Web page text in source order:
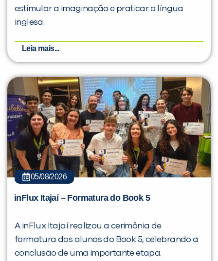
estimular a imaginação e praticar a língua
inglesa.
Leia mais...
05/08/2026
inFlux Itajaí – Formatura do Book 5
A inFlux Itajaí realizou a cerimônia de
formatura dos alunos do Book 5, celebrando a
conclusão de uma importante etapa.